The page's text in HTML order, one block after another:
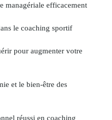
managériale efficacement
le coaching sportif
pour augmenter votre
et le bien-être des
réussi en coaching